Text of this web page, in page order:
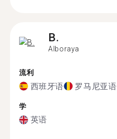
B.
Alboraya
流利
西班牙语 罗马尼亚语
学
英语